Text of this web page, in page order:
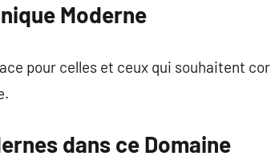
Moderne
pour celles et ceux qui souhaitent
dans ce Domaine